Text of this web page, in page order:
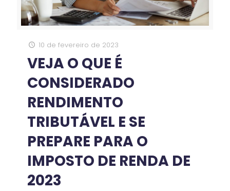
10 de fevereiro de 2023
VEJA O QUE É
CONSIDERADO
RENDIMENTO
TRIBUTÁVEL E SE
PREPARE PARA O
IMPOSTO DE RENDA DE
2023